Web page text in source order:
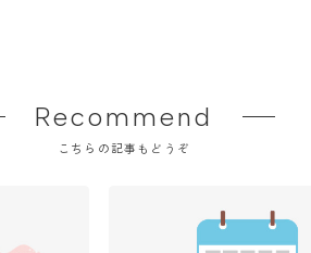
Recommend
こちらの記事もどうぞ